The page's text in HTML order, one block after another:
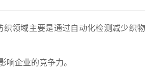
领域主要是通过自动化检测减少织物
企业的竞争力。